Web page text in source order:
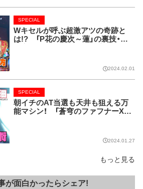
Wキセルが呼ぶ超激アツの奇跡と
は!? 「P花の慶次～蓮」の裏技・法
SPECIAL
2024.02.01
朝イチのAT当選も天井も狙える万
能マシン！ 「蒼穹のファフナーXE
SPECIAL
2024.01.27
もっと見る
が面白かったらシェア!